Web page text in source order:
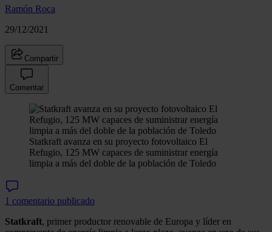
Ramón Roca
29/12/2021
Compartir
Comentar
Statkraft avanza en su proyecto fotovoltaico El
Refugio, 125 MW capaces de suministrar energía
limpia a más del doble de la población de Toledo
1 comentario publicado
Statkraft, primer productor renovable de Europa y líder en